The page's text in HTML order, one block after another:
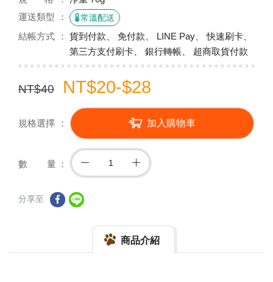
運送類型
常溫配送
結帳方式
貨到付款、 免付款、 LINE Pay、 快速刷卡、
第三方支付刷卡、 銀行轉帳、 超商取貨付款
NT$40 NT$20-$28
規格選擇 加入購物車
數 量
分享至
商品介紹